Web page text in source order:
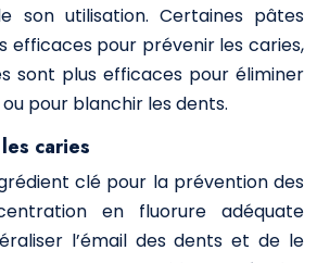
son utilisation. Certaines pâtes
efficaces pour prévenir les caries,
sont plus efficaces pour éliminer
pour blanchir les dents.
caries
clé pour la prévention des
en fluorure adéquate
l’émail des dents et de le